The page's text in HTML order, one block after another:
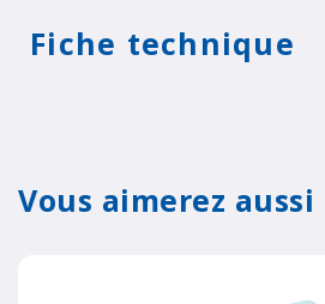
Fiche technique
Vous aimerez aussi